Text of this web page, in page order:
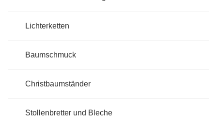
Lichterketten
Baumschmuck
Christbaumständer
Stollenbretter und Bleche